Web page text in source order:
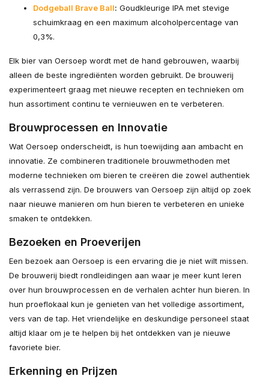
Dodgeball Brave Ball: Goudkleurige IPA met stevige
schuimkraag en een maximum alcoholpercentage van
0,3%.
Elk bier van Oersoep wordt met de hand gebrouwen, waarbij
alleen de beste ingrediënten worden gebruikt. De brouwerij
experimenteert graag met nieuwe recepten en technieken om
hun assortiment continu te vernieuwen en te verbeteren.
Brouwprocessen en Innovatie
Wat Oersoep onderscheidt, is hun toewijding aan ambacht en
innovatie. Ze combineren traditionele brouwmethoden met
moderne technieken om bieren te creëren die zowel authentiek
als verrassend zijn. De brouwers van Oersoep zijn altijd op zoek
naar nieuwe manieren om hun bieren te verbeteren en unieke
smaken te ontdekken.
Bezoeken en Proeverijen
Een bezoek aan Oersoep is een ervaring die je niet wilt missen.
De brouwerij biedt rondleidingen aan waar je meer kunt leren
over hun brouwprocessen en de verhalen achter hun bieren. In
hun proeflokaal kun je genieten van het volledige assortiment,
vers van de tap. Het vriendelijke en deskundige personeel staat
altijd klaar om je te helpen bij het ontdekken van je nieuwe
favoriete bier.
Erkenning en Prijzen